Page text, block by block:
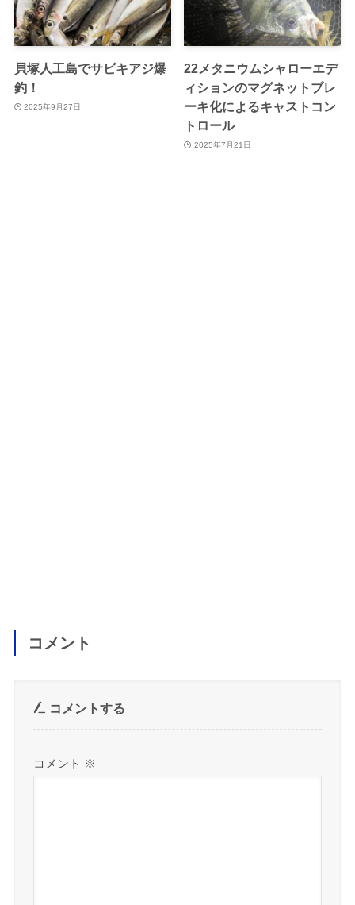
貝塚人工島でサビキアジ爆
釣！
2025年9月27日
22メタニウムシャローエデ
ィションのマグネットブレ
ーキ化によるキャストコン
トロール
2025年7月21日
コメント
コメントする
コメント ※